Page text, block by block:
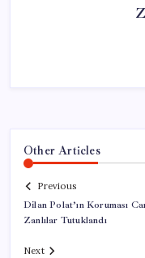
Other Articles
Previous
Dilan Polat’ın Koruması
Zanlılar Tutuklandı
Next